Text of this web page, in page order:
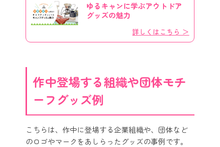
ゆるキャンに学ぶアウトドア
グッズの魅力
詳しくはこちら ＞
作中登場する組織や団体モチ
ーフグッズ例
こちらは、作中に登場する企業組織や、団体など
のロゴやマークをあしらったグッズの事例です。